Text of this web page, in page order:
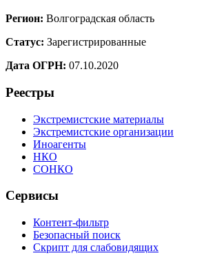
Регион: Волгоградская область
Статус: Зарегистрированные
Дата ОГРН: 07.10.2020
Реестры
Экстремистские материалы
Экстремистские организации
Иноагенты
НКО
СОНКО
Сервисы
Контент-фильтр
Безопасный поиск
Скрипт для слабовидящих